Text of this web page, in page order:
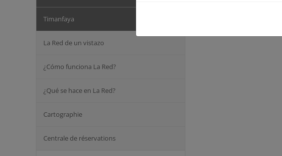
Timanfaya
La Red de un vistazo
¿Cómo funciona La Red?
¿Qué se hace en La Red?
Cartographie
Centrale de réservations